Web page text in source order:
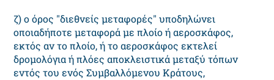
ζ) ο όρος "διεθνείς μεταφορές" υποδηλώνει
οποιαδήποτε μεταφορά με πλοίο ή αεροσκάφος,
εκτός αν το πλοίο, ή το αεροσκάφος εκτελεί
δρομολόγια ή πλόες αποκλειστικά μεταξύ τόπων
εντός του ενός Συμβαλλόμενου Κράτους,